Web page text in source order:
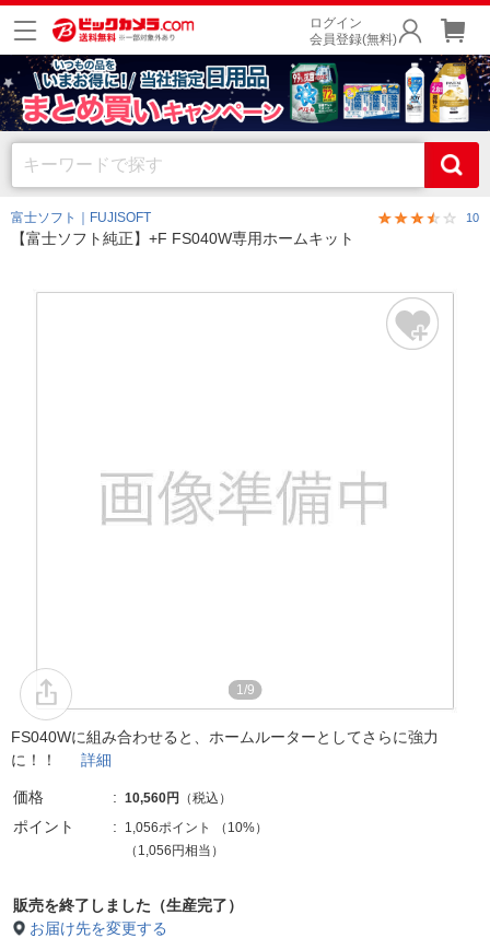
ログイン
会員登録(無料)
富士ソフト｜FUJISOFT 10
【富士ソフト純正】+F FS040W専用ホームキット
1/9
FS040Wに組み合わせると、ホームルーターとしてさらに強力
に！！ 詳細
価格 10,560円 （税込）
ポイント 1,056ポイント （ 10%）
（1,056円相当）
販売を終了しました（生産完了）
お届け先を変更する